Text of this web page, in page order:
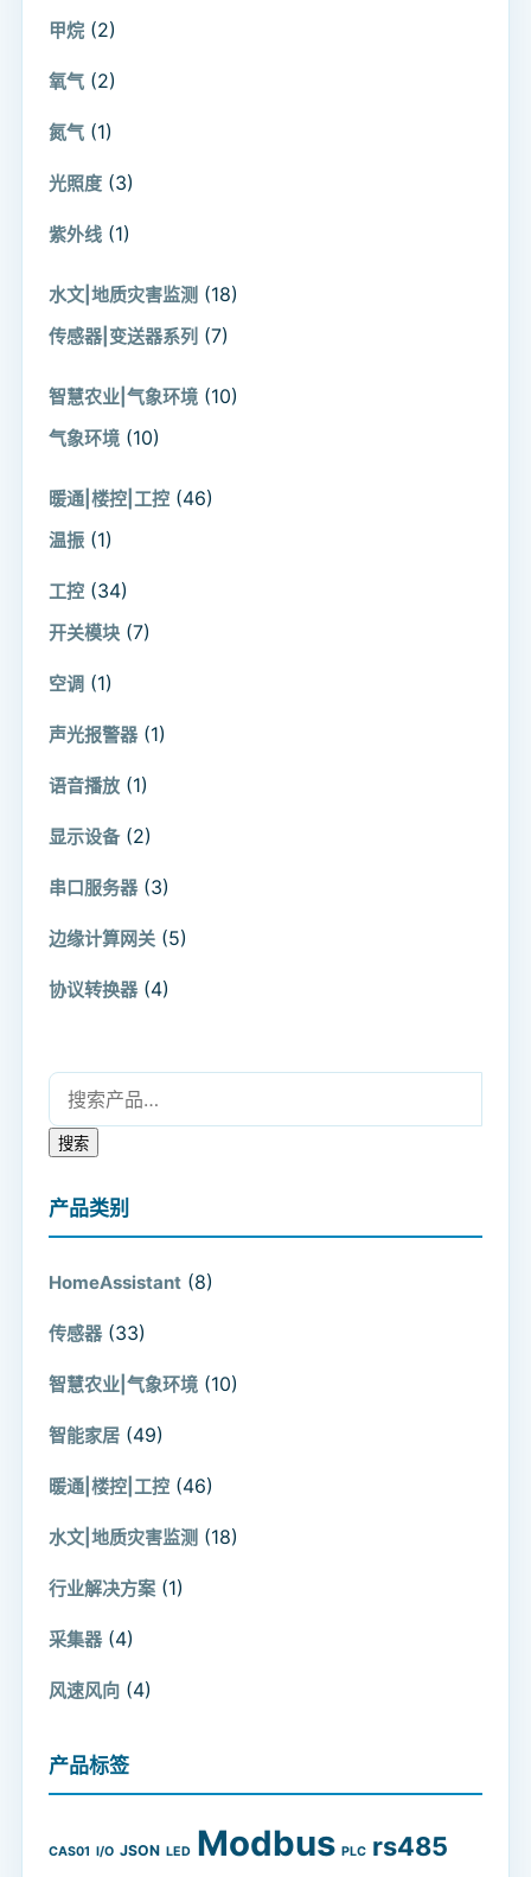
甲烷 (2)
氧气 (2)
氮气 (1)
光照度 (3)
紫外线 (1)
水文|地质灾害监测 (18)
传感器|变送器系列 (7)
智慧农业|气象环境 (10)
气象环境 (10)
暖通|楼控|工控 (46)
温振 (1)
工控 (34)
开关模块 (7)
空调 (1)
声光报警器 (1)
语音播放 (1)
显示设备 (2)
串口服务器 (3)
边缘计算网关 (5)
协议转换器 (4)
搜索：
搜索
产品类别
HomeAssistant (8)
传感器 (33)
智慧农业|气象环境 (10)
智能家居 (49)
暖通|楼控|工控 (46)
水文|地质灾害监测 (18)
行业解决方案 (1)
采集器 (4)
风速风向 (4)
产品标签
CAS01 I/O JSON LED Modbus PLC rs485